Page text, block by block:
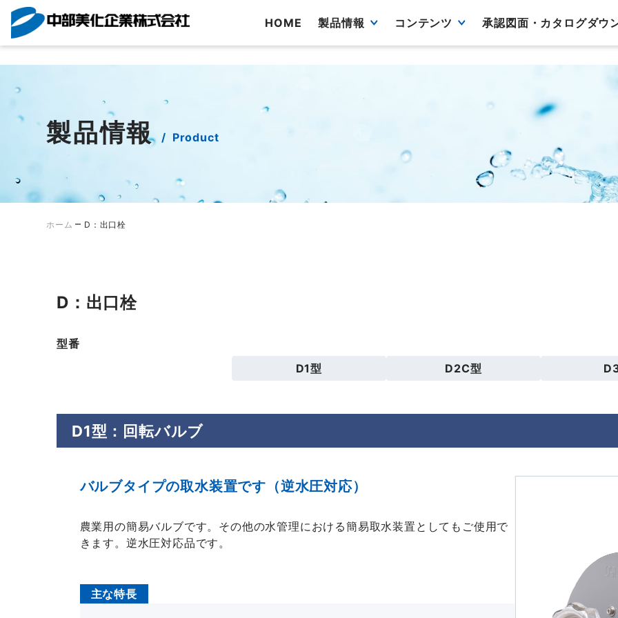
?>
Skip
to
content
HOME 製品情報 コンテンツ 承認図面・カタログダウ
製品情報 Product
ホーム – D：出口栓
D：出口栓
型番
D1型
D2C型
D1型：回転バルブ
バルブタイプの取水装置です（逆水圧対応）
農業用の簡易バルブです。その他の水管理における簡易取水装置としてもご使用で
きます。逆水圧対応品です。
主な特長